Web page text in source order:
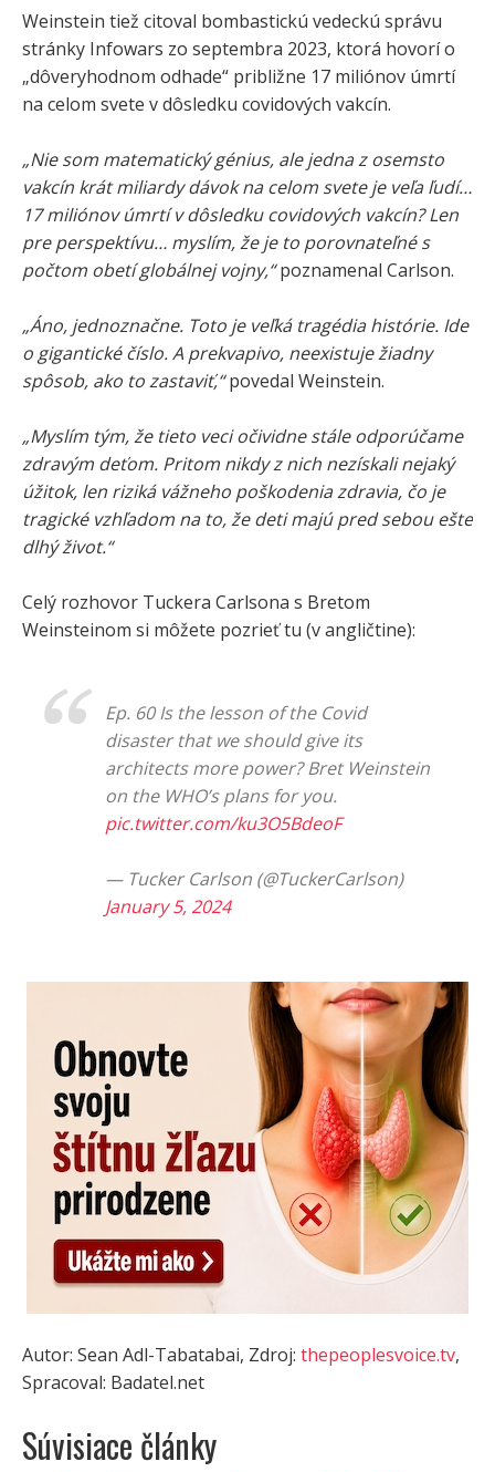
Weinstein tiež citoval bombastickú vedeckú správu
stránky Infowars zo septembra 2023, ktorá hovorí o
„dôveryhodnom odhade“ približne 17 miliónov úmrtí
na celom svete v dôsledku covidových vakcín.
„Nie som matematický génius, ale jedna z osemsto
vakcín krát miliardy dávok na celom svete je veľa ľudí…
17 miliónov úmrtí v dôsledku covidových vakcín? Len
pre perspektívu… myslím, že je to porovnateľné s
počtom obetí globálnej vojny,“poznamenal Carlson.
„Áno, jednoznačne. Toto je veľká tragédia histórie. Ide
o gigantické číslo. A prekvapivo, neexistuje žiadny
spôsob, ako to zastaviť,“povedal Weinstein.
„Myslím tým, že tieto veci očividne stále odporúčame
zdravým deťom. Pritom nikdy z nich nezískali nejaký
úžitok, len riziká vážneho poškodenia zdravia, čo je
tragické vzhľadom na to, že deti majú pred sebou ešte
dlhý život.“
Celý rozhovor Tuckera Carlsona s Bretom
Weinsteinom si môžete pozrieť tu (v angličtine):
Ep. 60 Is the lesson of the Covid
disaster that we should give its
architects more power? Bret Weinstein
on the WHO’s plans for you.
pic.twitter.com/ku3O5BdeoF
— Tucker Carlson (@TuckerCarlson)
January 5, 2024
Autor: Sean Adl-Tabatabai, Zdroj: thepeoplesvoice.tv,
Spracoval: Badatel.net
Súvisiace články